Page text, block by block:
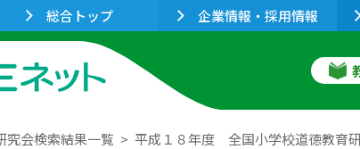
総合トップ 企業情報・採用情報
究会検索結果一覧 平成１８年度 全国小学校道徳教育